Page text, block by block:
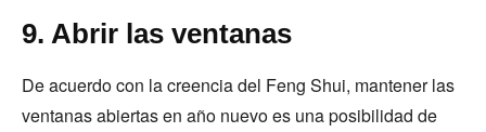
9. Abrir las ventanas
De acuerdo con la creencia del Feng Shui, mantener las
ventanas abiertas en año nuevo es una posibilidad de